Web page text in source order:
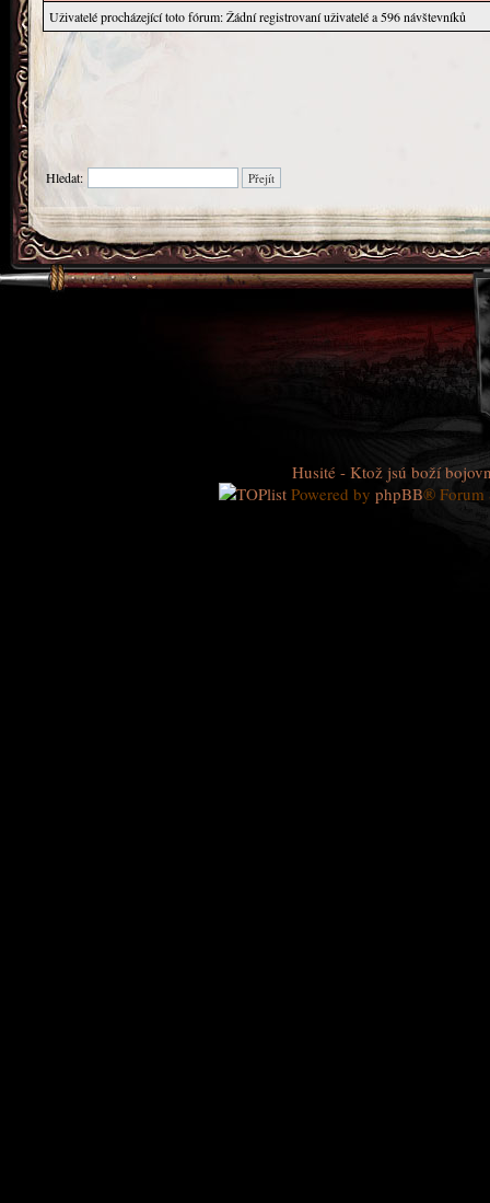
Uživatelé procházející toto fórum: Žádní registrovaní uživatelé a 596 návštevníků
Hledat:
Husité - Ktož jsú boží
Powered by phpBB® Forum